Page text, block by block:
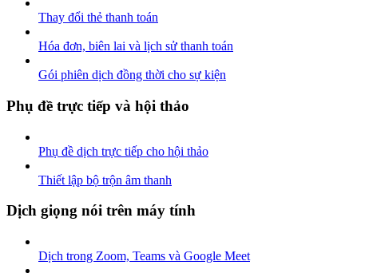
Thay đổi thẻ thanh toán
Hóa đơn, biên lai và lịch sử thanh toán
Gói phiên dịch đồng thời cho sự kiện
Phụ đề trực tiếp và hội thảo
Phụ đề dịch trực tiếp cho hội thảo
Thiết lập bộ trộn âm thanh
Dịch giọng nói trên máy tính
Dịch trong Zoom, Teams và Google Meet